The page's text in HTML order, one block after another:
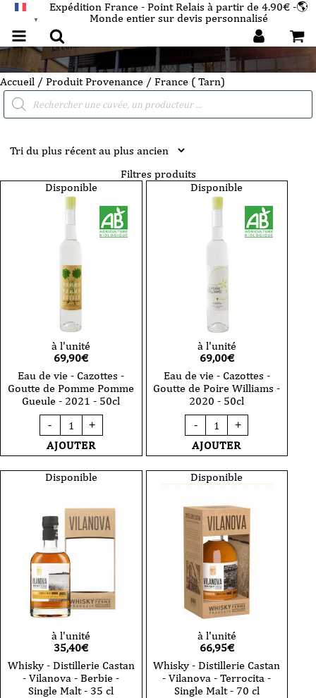
▼
Expédition France - Point Relais à partir de 4.90€ -🌎
Monde entier sur devis personnalisé
France ( Tarn)
Accueil / Produit Provenance / France ( Tarn)
Recherche
Filtres produits
Disponible
à l'unité
69,90€
Eau de vie - Cazottes -
Goutte de Pomme Pomme
Gueule - 2021 - 50cl
-
quantité
de
Eau
de
-
Cazottes
Goutte
de
Pomme
Pomme
Gueule
-
2021
-
50cl
+
AJOUTER
Disponible
à l'unité
69,00€
Eau de vie - Cazottes -
Goutte de Poire Williams -
2020 - 50cl
-
quantité
de
Eau
de
-
Cazottes
Goutte
de
Poire
Williams
-
2020
-
50cl
+
AJOUTER
Disponible
à l'unité
35,40€
Whisky - Distillerie Castan
- Vilanova - Berbie -
Single Malt - 35 cl
Disponible
à l'unité
66,95€
Whisky - Distillerie Castan
- Vilanova - Terrocita -
Single Malt - 70 cl